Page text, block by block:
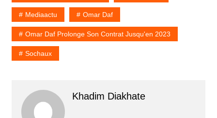
Mediaactu Omar Daf
Omar Daf Prolonge Son Contrat Jusqu'en 2023
Sochaux
Khadim Diakhate